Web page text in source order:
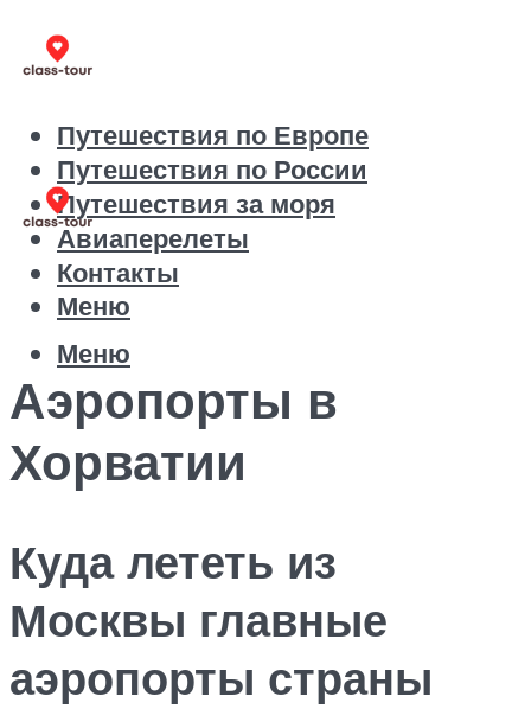
Путешествия по Европе
Путешествия по России
Путешествия за моря
Авиаперелеты
Контакты
Меню
Меню
Аэропорты в
Хорватии
Куда лететь из
Москвы главные
аэропорты страны